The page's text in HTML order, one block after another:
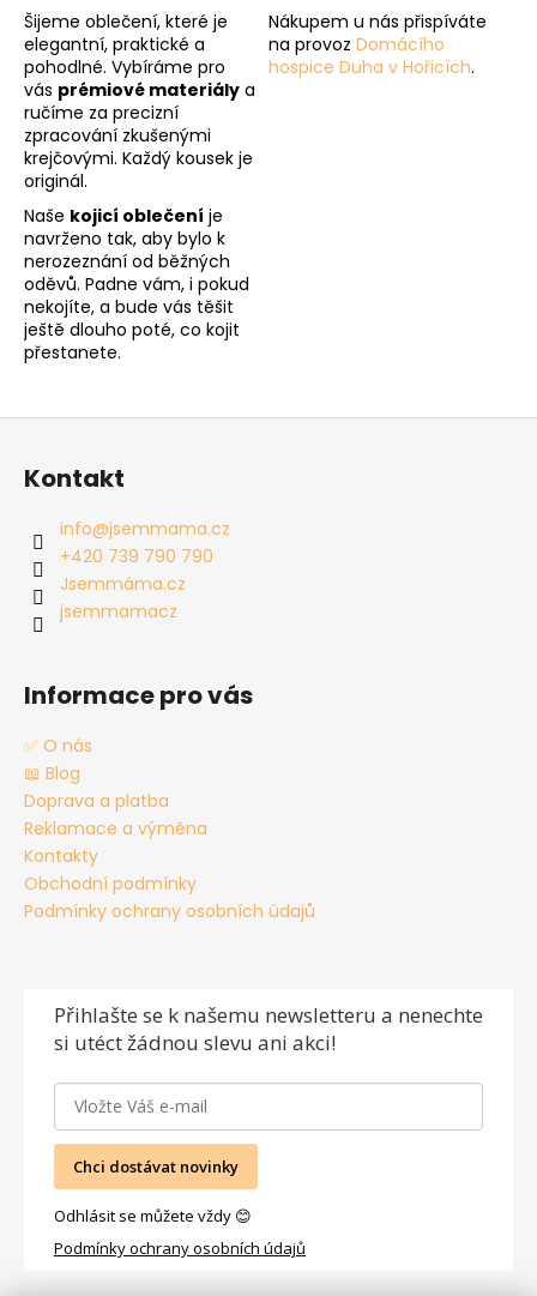
Šijeme oblečení, které je
elegantní, praktické a
pohodlné. Vybíráme pro
vás prémiové materiály a
ručíme za precizní
zpracování zkušenými
krejčovými. Každý kousek je
originál.
Naše kojicí oblečení je
navrženo tak, aby bylo k
nerozeznání od běžných
oděvů. Padne vám, i pokud
nekojíte, a bude vás těšit
ještě dlouho poté, co kojit
přestanete.
Nákupem u nás přispíváte
na provoz Domácího
hospice Duha v Hořicích.
Z
Kontakt
info@jsemmama.cz
+420 739 790 790
Jsemmáma.cz
jsemmamacz
Informace pro vás
✅ O nás
📖 Blog
Doprava a platba
Reklamace a výměna
Kontakty
Obchodní podmínky
Podmínky ochrany osobních údajů
Přihlašte se k našemu newsletteru a nenechte
si utéct žádnou slevu ani akci!
Chci dostávat novinky
Odhlásit se můžete vždy 😊
Podmínky ochrany osobních údajů